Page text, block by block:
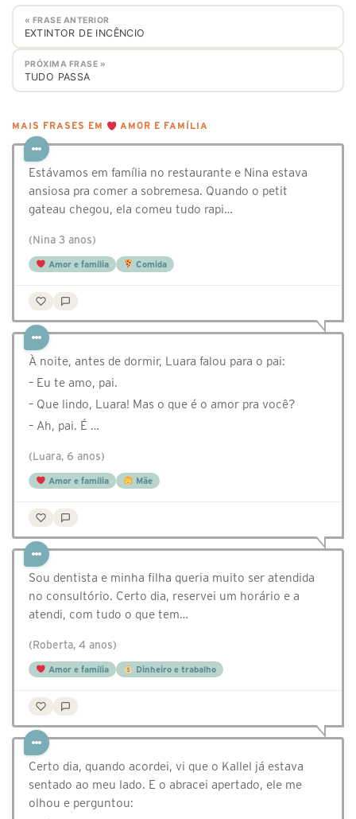
« FRASE ANTERIOR
EXTINTOR DE INCÊNCIO
PRÓXIMA FRASE »
TUDO PASSA
MAIS FRASES EM AMOR E FAMÍLIA
Estávamos em família no restaurante e Nina estava
ansiosa pra comer a sobremesa. Quando o petit
gateau chegou, ela comeu tudo rapi…
(Nina 3 anos)
Amor e família Comida
À noite, antes de dormir, Luara falou para o pai:
– Eu te amo, pai.
– Que lindo, Luara! Mas o que é o amor pra você?
– Ah, pai. É …
(Luara, 6 anos)
Amor e família Mãe
Sou dentista e minha filha queria muito ser atendida
no consultório. Certo dia, reservei um horário e a
atendi, com tudo o que tem…
(Roberta, 4 anos)
Amor e família Dinheiro e trabalho
Certo dia, quando acordei, vi que o Kallel já estava
sentado ao meu lado. E o abracei apertado, ele me
olhou e perguntou: